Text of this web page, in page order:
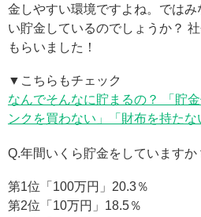
金しやすい環境ですよね。では
い貯金しているのでしょうか？
もらいました！
▼こちらもチェック
なんでそんなに貯まるの？ 「貯
ンクを買わない」「財布を持たな
Q.年間いくら貯金をしていますか
第1位「100万円」20.3％
第2位「10万円」18.5％